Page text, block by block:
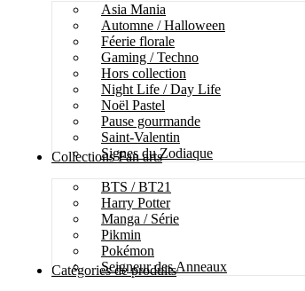
Asia Mania
Automne / Halloween
Féerie florale
Gaming / Techno
Hors collection
Night Life / Day Life
Noël Pastel
Pause gourmande
Saint-Valentin
Signes du Zodiaque
Collections Fan arts
BTS / BT21
Harry Potter
Manga / Série
Pikmin
Pokémon
Seigneur des Anneaux
Catégories de produits